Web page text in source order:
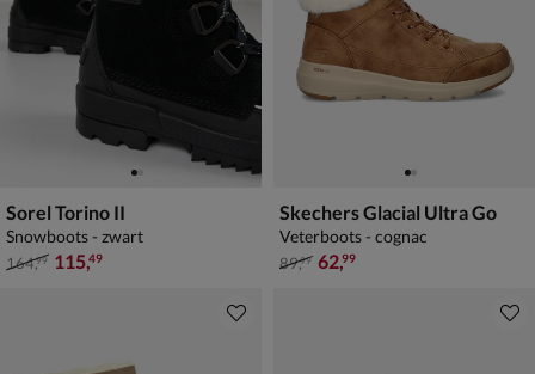
Sorel Torino II
Snowboots - zwart
van € 164,99 voor € 115,49
164,99 115,49
Skechers Glacial Ultra Go
Veterboots - cognac
van € 89,99 voor € 62,99
89,99 62,99